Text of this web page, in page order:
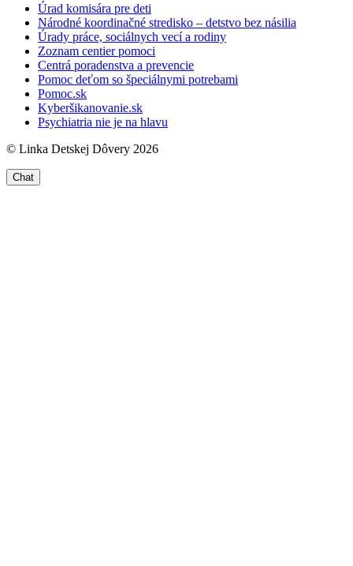
Úrad komisára pre deti
Národné koordinačné stredisko – detstvo bez násilia
Úrady práce, sociálnych vecí a rodiny
Zoznam centier pomoci
Centrá poradenstva a prevencie
Pomoc deťom so špeciálnymi potrebami
Pomoc.sk
Kyberšikanovanie.sk
Psychiatria nie je na hlavu
© Linka Detskej Dôvery 2026